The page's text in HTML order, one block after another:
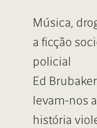
Música,
a ficção
policial
Ed
levam-nos
história